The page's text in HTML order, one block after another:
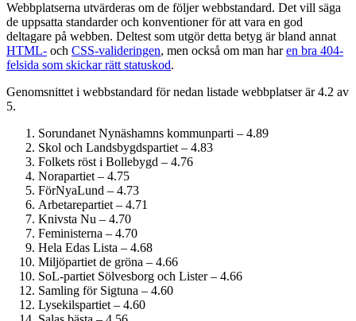
Webbplatserna utvärderas om de följer webbstandard. Det vill säga
de uppsatta standarder och konventioner för att vara en god
deltagare på webben. Deltest som utgör detta betyg är bland annat
HTML- och CSS-valideringen, men också om man haren bra 404-
felsida som skickar rätt statuskod.
Genomsnittet i webbstandard för nedan listade webbplatser är 4.2 av
5.
Sorundanet Nynäshamns kommunparti – 4.89
Skol och Landsbygdspartiet – 4.83
Folkets röst i Bollebygd – 4.76
Norapartiet – 4.75
FörNyaLund – 4.73
Arbetarepartiet – 4.71
Knivsta Nu – 4.70
Feministerna – 4.70
Hela Edas Lista – 4.68
Miljöpartiet de gröna – 4.66
SoL-partiet Sölvesborg och Lister – 4.66
Samling för Sigtuna – 4.60
Lysekilspartiet – 4.60